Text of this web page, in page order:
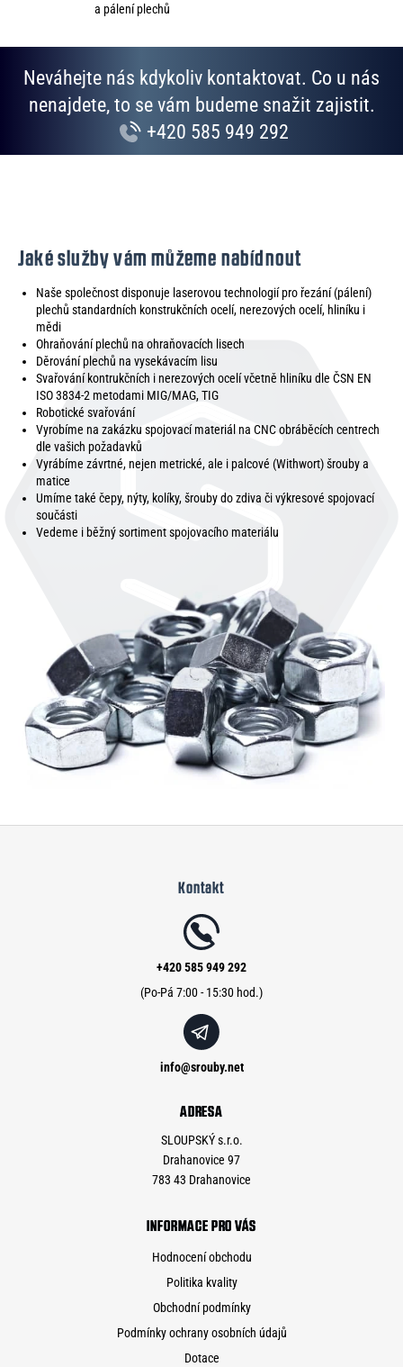
s
u
a pálení plechů
Neváhejte nás kdykoliv kontaktovat. Co u nás
nenajdete, to se vám budeme snažit zajistit.
+420 585 949 292
Jaké služby vám můžeme nabídnout
Naše společnost disponuje laserovou technologií pro řezání (pálení)
plechů standardních konstrukčních ocelí, nerezových ocelí, hliníku i
mědi
Ohraňování plechů na ohraňovacích lisech
Děrování plechů na vysekávacím lisu
Svařování kontrukčních i nerezových ocelí včetně hliníku dle ČSN EN
ISO 3834-2 metodami MIG/MAG, TIG
Robotické svařování
Vyrobíme na zakázku spojovací materiál na CNC obráběcích centrech
dle vašich požadavků
Vyrábíme závrtné, nejen metrické, ale i palcové (Withwort) šrouby a
matice
Umíme také čepy, nýty, kolíky, šrouby do zdiva či výkresové spojovací
součásti
Vedeme i běžný sortiment spojovacího materiálu
Kontakt
info@srouby.net
+420 585 949 292
ADRESA
SLOUPSKÝ s.r.o.
Drahanovice 97
783 43 Drahanovice
INFORMACE PRO VÁS
Hodnocení obchodu
Politika kvality
Obchodní podmínky
Podmínky ochrany osobních údajů
Dotace